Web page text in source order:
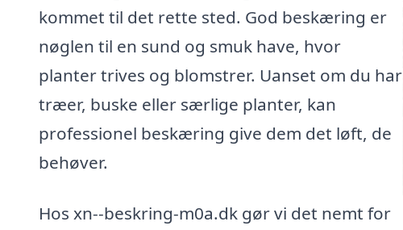
kommet til det rette sted. God beskæring er
nøglen til en sund og smuk have, hvor
planter trives og blomstrer. Uanset om du har
træer, buske eller særlige planter, kan
professionel beskæring give dem det løft, de
behøver.
Hos xn--beskring-m0a.dk gør vi det nemt for